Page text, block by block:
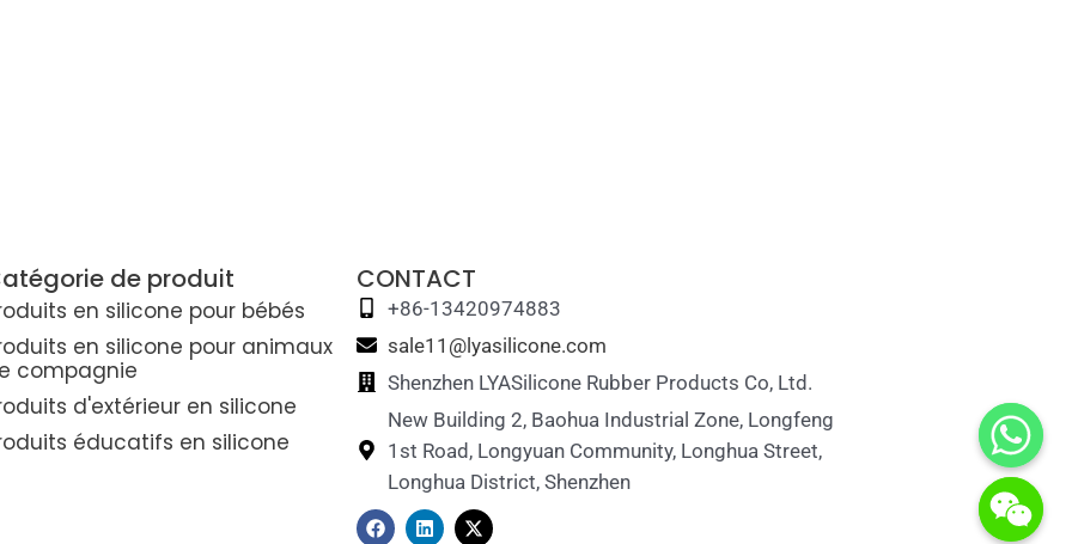
de produit
en silicone pour bébés
en silicone pour animaux
compagnie
d'extérieur en silicone
éducatifs en silicone
CONTACT
+86-13420974883
sale11@lyasilicone.com
Shenzhen LYASilicone Rubber Products Co, Ltd.
New Building 2, Baohua Industrial Zone, Longfeng
1st Road, Longyuan Community, Longhua Street,
Longhua District, Shenzhen
F
a
L
i
X
-